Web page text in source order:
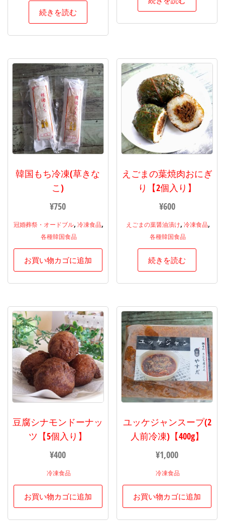
続きを読む
韓国もち冷凍(草きな
こ)
¥750
冠婚葬祭・オードブル, 冷凍食品,
各種韓国食品
お買い物カゴに追加
えごまの葉焼肉おにぎ
り【2個入り】
¥600
えごまの葉醤油漬け, 冷凍食品,
各種韓国食品
続きを読む
豆腐シナモンドーナッ
ツ【5個入り】
¥400
冷凍食品
お買い物カゴに追加
ユッケジャンスープ(2
人前冷凍)【400g】
¥1,000
冷凍食品
お買い物カゴに追加